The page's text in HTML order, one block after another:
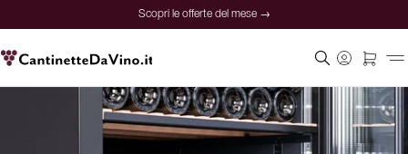
Scopri le offerte del mese →